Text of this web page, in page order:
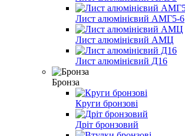
Лист алюмінієвий АМГ5-6
Лист алюмінієвий АМЦ
Лист алюмінієвий Д16
Бронза
Круги бронзові
Дріт бронзовий